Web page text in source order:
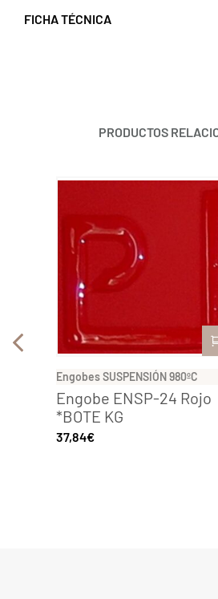
FICHA TÉCNICA
PRODUCTOS
Engobes SUSPENSIÓN 980ºC
Engobe ENSP-24 Rojo
*BOTE KG
37,84€